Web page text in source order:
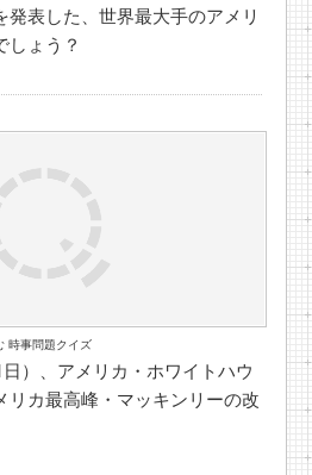
発表した、世界最大手のアメリ
しょう？
時事問題クイズ
）、アメリカ・ホワイトハウ
リカ最高峰・マッキンリーの改